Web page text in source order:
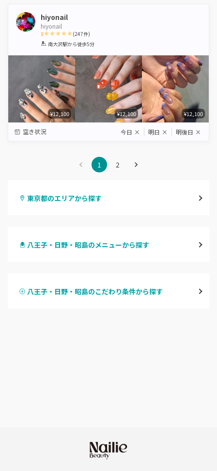
hiyonail
hiyonail
5
1 2 3 4 5
(247件)
南大沢駅から徒歩5分
¥12,100 ¥12,100 ¥12,100
空き状況 今日 × 明日 × 明後日 ×
1 2
東京都のエリアから探す
八王子・日野・昭島のメニューから探す
八王子・日野・昭島のこだわり条件から探す